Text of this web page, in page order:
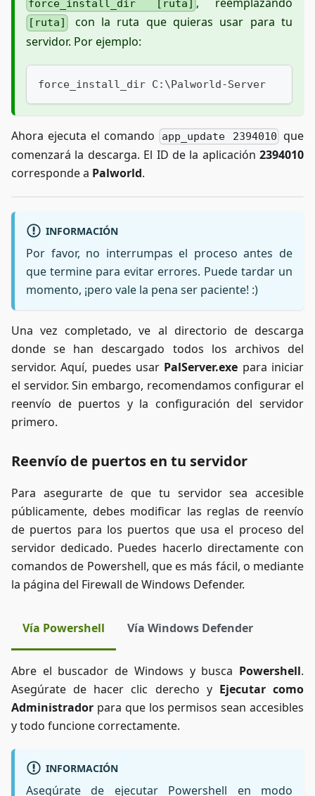
force_install_dir [ruta]
[ruta]
con la ruta que quieras usar para tu
servidor. Por ejemplo:
force_install_dir C:\Palworld-Server
Ahora ejecuta el comando app_update 2394010 que
comenzará la descarga. El ID de la aplicación 2394010
corresponde a Palworld.
INFORMACIÓN
Por favor, no interrumpas el proceso antes de
que termine para evitar errores. Puede tardar un
momento, ¡pero vale la pena ser paciente! :)
Una vez completado, ve al directorio de descarga
donde se han descargado todos los archivos del
servidor. Aquí, puedes usar PalServer.exe para iniciar
el servidor. Sin embargo, recomendamos configurar el
reenvío de puertos y la configuración del servidor
primero.
Reenvío de puertos en tu servidor
Para asegurarte de que tu servidor sea accesible
públicamente, debes modificar las reglas de reenvío
de puertos para los puertos que usa el proceso del
servidor dedicado. Puedes hacerlo directamente con
comandos de Powershell, que es más fácil, o mediante
la página del Firewall de Windows Defender.
Vía Powershell Vía Windows Defender
Abre el buscador de Windows y busca Powershell.
Asegúrate de hacer clic derecho y Ejecutar como
Administrador para que los permisos sean accesibles
y todo funcione correctamente.
INFORMACIÓN
Asegúrate de ejecutar Powershell en modo